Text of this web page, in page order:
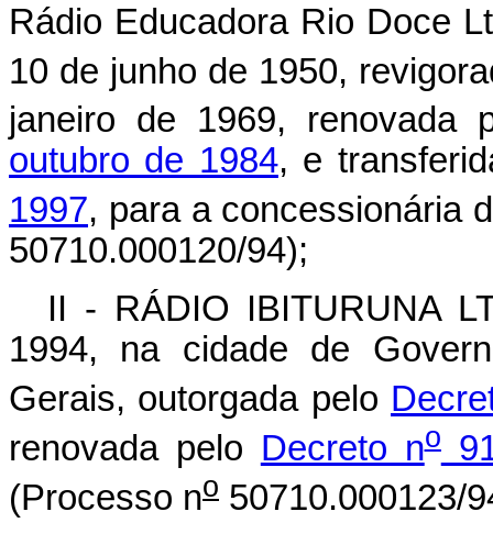
Rádio Educadora Rio Doce
10 de junho de 1950,
janeiro de 1969, renovada
outubro de 1984, e
1997, para a concessionária
50710.000120/94);
II - RÁDIO IBITURUNA
1994, na cidade de
Gerais, outorgada pelo
renovada pelo Decreto no
(Processo no 50710.000123/